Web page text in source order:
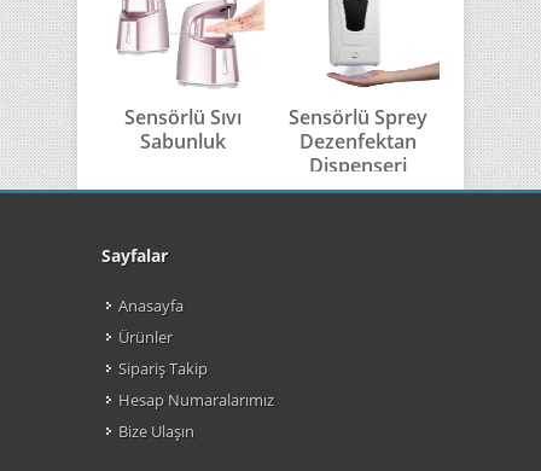
Sensörlü Sıvı
Sabunluk
Sensörlü Sprey
Dezenfektan
Dispenseri
Sayfalar
Anasayfa
Ürünler
Sipariş Takip
Hesap Numaralarımız
Bize Ulaşın